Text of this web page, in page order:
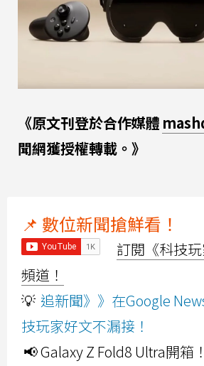
《原文刊登於合作媒體
聞網獲授權轉載。》
📌 數位新聞搶鮮看！
訂閱《科技
頻道！
💡 追新聞》》在Google
技玩家好文不漏接！
📢 Galaxy Z Fold8 Ultra開箱